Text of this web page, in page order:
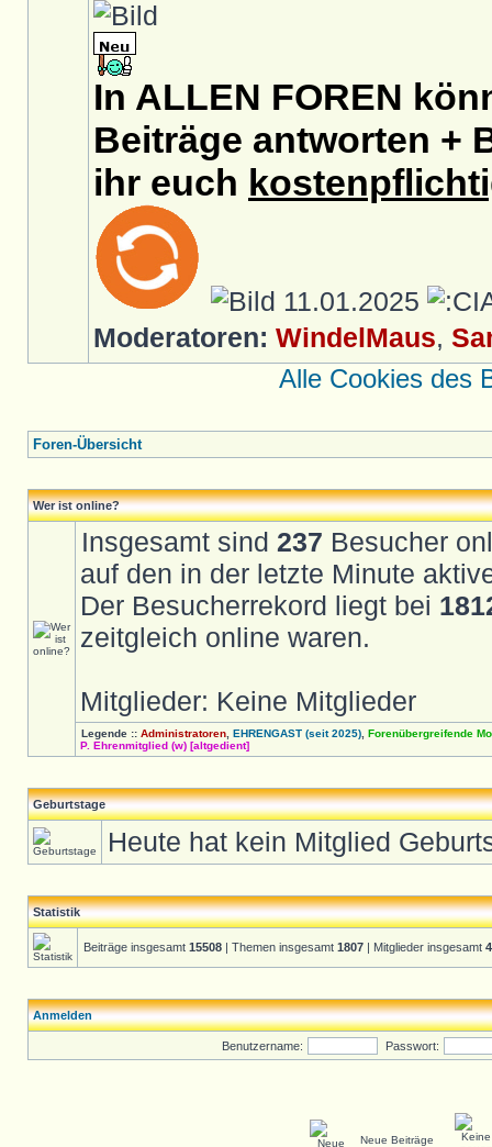
In ALLEN FOREN
Beiträge antworten +
ihr euch
11.01.2025
Moderatoren: WindelMaus,
Alle Cookies des
Foren-Übersicht
Wer ist online?
Insgesamt sind 237 Besucher
auf den in der letzte Minute
Der Besucherrekord liegt bei
zeitgleich online waren.
Mitglieder: Keine Mitglieder
Legende :: Administratoren EHRENGAST (seit 2025) Forenübergreifende
P. Ehrenmitglied (w) [altgedient]
Geburtstage
Heute hat kein Mitglied
Statistik
Beiträge insgesamt 15508 | Themen insgesamt 1807 | Mitglieder insgesamt
Anmelden
Benutzername: Passwort:
Neue Beiträge